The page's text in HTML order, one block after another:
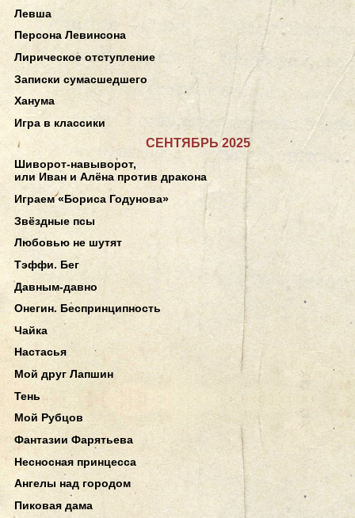
Левша
Персона Левинсона
Лирическое отступление
Записки сумасшедшего
Ханума
Игра в классики
СЕНТЯБРЬ 2025
Шиворот-навыворот,
или Иван и Алёна против дракона
Играем «Бориса Годунова»
Звёздные псы
Любовью не шутят
Тэффи. Бег
Давным-давно
Онегин. Беспринципность
Чайка
Настасья
Мой друг Лапшин
Тень
Мой Рубцов
Фантазии Фарятьева
Несносная принцесса
Ангелы над городом
Пиковая дама